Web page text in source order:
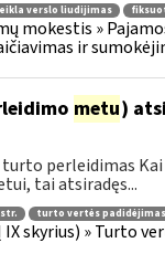
verslo liudijimas
mokestis »
ir
metu)
perleidimas
tai atsiradęs...
turto vertės padidėjimas
skyrius) » Turto